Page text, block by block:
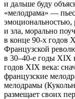
и дальше буду
«мелодрама» —
эмоциональностью,
и зла, морально
в конце 90-х годов
Французской
в 30–40-е годы XIX
годов XIX века:
французские
мелодрамы
размещает своих